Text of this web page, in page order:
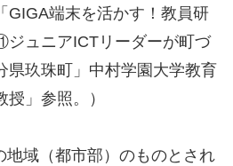
GIGA端末を活かす！教員研
ュニアICTリーダーが町づ
県玖珠町」中村学園大学教育
」参照。）
地域（都市部）のものとされ